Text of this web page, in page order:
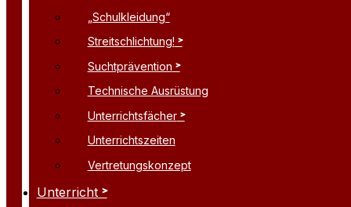
„Schulkleidung“
Streitschlichtung!
Suchtprävention
Technische Ausrüstung
Unterrichtsfächer
Unterrichtszeiten
Vertretungskonzept
Unterricht